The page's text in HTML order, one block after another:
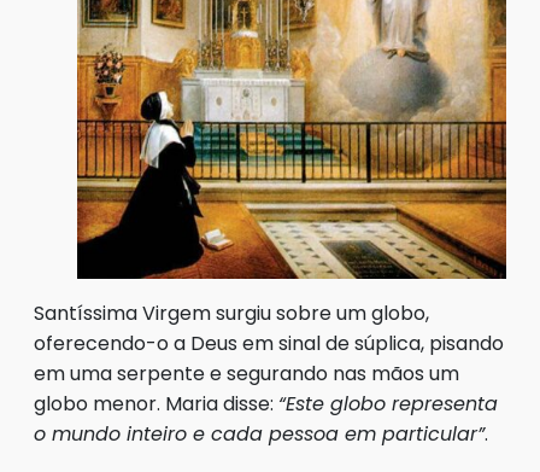
Santíssima Virgem surgiu sobre um globo,
oferecendo-o a Deus em sinal de súplica, pisando
em uma serpente e segurando nas mãos um
globo menor. Maria disse: “Este globo representa
o mundo inteiro e cada pessoa em particular”.